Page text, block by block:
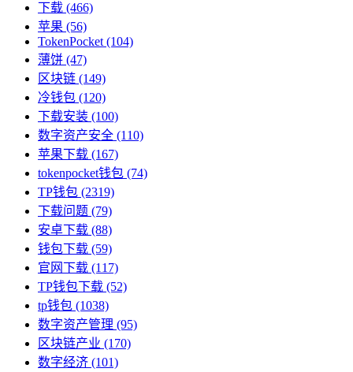
下载 (466)
苹果 (56)
TokenPocket (104)
薄饼 (47)
区块链 (149)
冷钱包 (120)
下载安装 (100)
数字资产安全 (110)
苹果下载 (167)
tokenpocket钱包 (74)
TP钱包 (2319)
下载问题 (79)
安卓下载 (88)
钱包下载 (59)
官网下载 (117)
TP钱包下载 (52)
tp钱包 (1038)
数字资产管理 (95)
区块链产业 (170)
数字经济 (101)